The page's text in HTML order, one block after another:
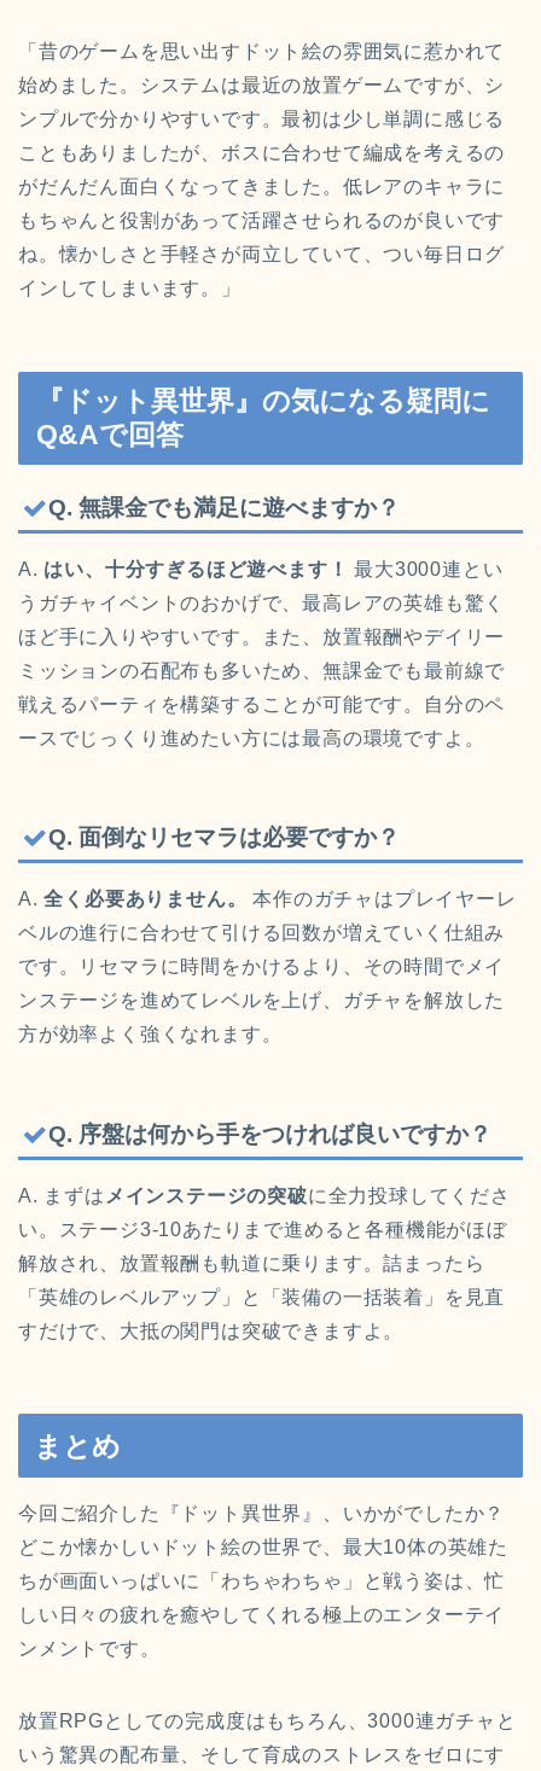
「昔のゲームを思い出すドット絵の雰囲気に惹かれて
始めました。システムは最近の放置ゲームですが、シ
ンプルで分かりやすいです。最初は少し単調に感じる
こともありましたが、ボスに合わせて編成を考えるの
がだんだん面白くなってきました。低レアのキャラに
もちゃんと役割があって活躍させられるのが良いです
ね。懐かしさと手軽さが両立していて、つい毎日ログ
インしてしまいます。」
『ドット異世界』の気になる疑問に
Q&Aで回答
Q. 無課金でも満足に遊べますか？
A. はい、十分すぎるほど遊べます！
最大3000連とい
うガチャイベントのおかげで、最高レアの英雄も驚く
ほど手に入りやすいです。また、放置報酬やデイリー
ミッションの石配布も多いため、無課金でも最前線で
戦えるパーティを構築することが可能です。自分のペ
ースでじっくり進めたい方には最高の環境ですよ。
Q. 面倒なリセマラは必要ですか？
A.全く必要ありません。
本作のガチャはプレイヤーレ
ベルの進行に合わせて引ける回数が増えていく仕組み
です。リセマラに時間をかけるより、その時間でメイ
ンステージを進めてレベルを上げ、ガチャを解放した
方が効率よく強くなれます。
Q. 序盤は何から手をつければ良いですか？
A. まずは メインステージの突破に全力投球してくださ
い。ステージ3-10あたりまで進めると各種機能がほぼ
解放され、放置報酬も軌道に乗ります。詰まったら
「英雄のレベルアップ」と「装備の一括装着」を見直
すだけで、大抵の関門は突破できますよ。
まとめ
今回ご紹介した『ドット異世界』、いかがでしたか？
どこか懐かしいドット絵の世界で、最大10体の英雄た
ちが画面いっぱいに「わちゃわちゃ」と戦う姿は、忙
しい日々の疲れを癒やしてくれる極上のエンターテイ
ンメントです。
放置RPGとしての完成度はもちろん、3000連ガチャと
いう驚異の配布量、そして育成のストレスをゼロにす